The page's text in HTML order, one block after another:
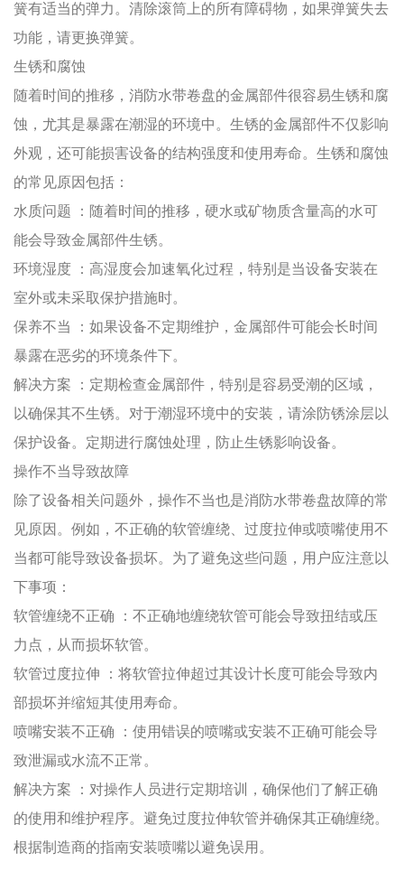
簧有适当的弹力。清除滚筒上的所有障碍物，如果弹簧失去
功能，请更换弹簧。
生锈和腐蚀
随着时间的推移，消防水带卷盘的金属部件很容易生锈和腐
蚀，尤其是暴露在潮湿的环境中。生锈的金属部件不仅影响
外观，还可能损害设备的结构强度和使用寿命。生锈和腐蚀
的常见原因包括：
水质问题 ：随着时间的推移，硬水或矿物质含量高的水可
能会导致金属部件生锈。
环境湿度 ：高湿度会加速氧化过程，特别是当设备安装在
室外或未采取保护措施时。
保养不当 ：如果设备不定期维护，金属部件可能会长时间
暴露在恶劣的环境条件下。
解决方案 ：定期检查金属部件，特别是容易受潮的区域，
以确保其不生锈。对于潮湿环境中的安装，请涂防锈涂层以
保护设备。定期进行腐蚀处理，防止生锈影响设备。
操作不当导致故障
除了设备相关问题外，操作不当也是消防水带卷盘故障的常
见原因。例如，不正确的软管缠绕、过度拉伸或喷嘴使用不
当都可能导致设备损坏。为了避免这些问题，用户应注意以
下事项：
软管缠绕不正确 ：不正确地缠绕软管可能会导致扭结或压
力点，从而损坏软管。
软管过度拉伸 ：将软管拉伸超过其设计长度可能会导致内
部损坏并缩短其使用寿命。
喷嘴安装不正确 ：使用错误的喷嘴或安装不正确可能会导
致泄漏或水流不正常。
解决方案 ：对操作人员进行定期培训，确保他们了解正确
的使用和维护程序。避免过度拉伸软管并确保其正确缠绕。
根据制造商的指南安装喷嘴以避免误用。